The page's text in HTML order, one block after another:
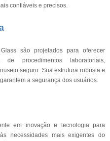
confiáveis e precisos.
são projetados para oferecer
procedimentos laboratoriais,
seguro. Sua estrutura robusta e
a segurança dos usuários.
em inovação e tecnologia para
necessidades mais exigentes do